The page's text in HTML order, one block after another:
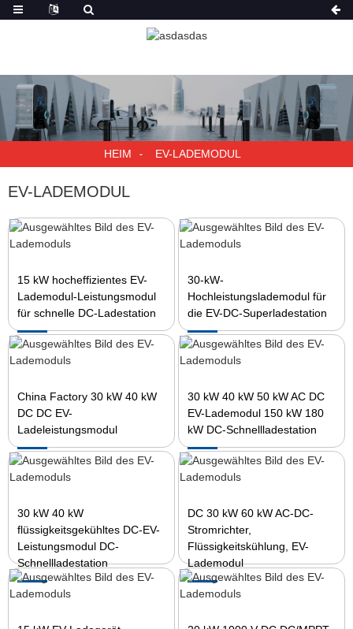
HEIM EV-LADEMODUL
EV-LADEMODUL
15 kW hocheffizientes EV-
Lademodul-Leistungsmodul
für schnelle DC-Ladestation
30-kW-
Hochleistungslademodul für
die EV-DC-Superladestation
China Factory 30 kW 40 kW
DC DC EV-
Ladeleistungsmodul
30 kW 40 kW 50 kW AC DC
EV-Lademodul 150 kW 180
kW DC-Schnellladestation
30 kW 40 kW
flüssigkeitsgekühltes DC-EV-
Leistungsmodul DC-
Schnellladestation
DC 30 kW 60 kW AC-DC-
Stromrichter,
Flüssigkeitskühlung, EV-
Lademodul